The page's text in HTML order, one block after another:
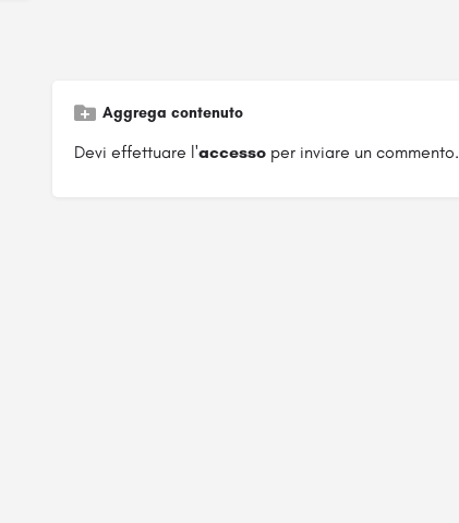
Aggrega contenuto
Devi effettuare l'accessoper inviare un commento.